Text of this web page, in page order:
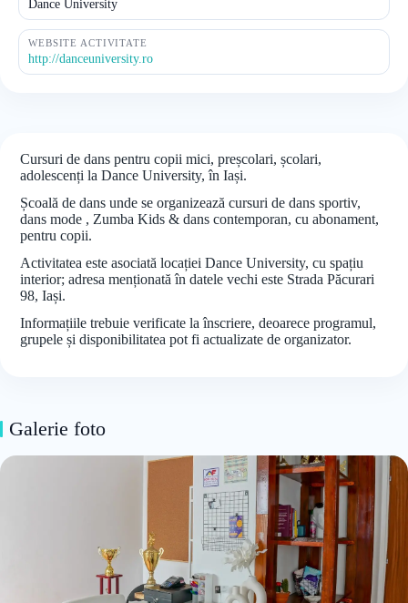
Dance University
WEBSITE ACTIVITATE
http://danceuniversity.ro
Cursuri de dans pentru copii mici, preșcolari, școlari,
adolescenți la Dance University, în Iași.
Școală de dans unde se organizează cursuri de dans sportiv,
dans mode , Zumba Kids & dans contemporan, cu abonament,
pentru copii.
Activitatea este asociată locației Dance University, cu spațiu
interior; adresa menționată în datele vechi este Strada Păcurari
98, Iași.
Informațiile trebuie verificate la înscriere, deoarece programul,
grupele și disponibilitatea pot fi actualizate de organizator.
Galerie foto